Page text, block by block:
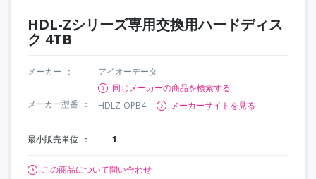
HDL-Zシリーズ専用交換用ハードディス
ク 4TB
メーカー
アイオーデータ
同じメーカーの商品を検索する
メーカー型番
HDLZ-OPB4 メーカーサイトを見る
最小販売単位 1
この商品について問い合わせ